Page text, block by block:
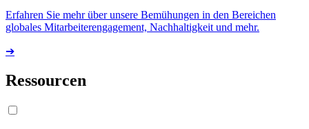
Erfahren Sie mehr über unsere Bemühungen in den Bereichen
globales Mitarbeiterengagement, Nachhaltigkeit und mehr.
➔
Ressourcen